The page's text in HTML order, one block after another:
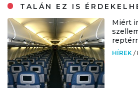
TALÁN EZ IS
Miért
HÍREK /